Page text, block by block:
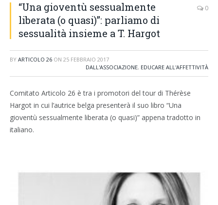
“Una gioventù sessualmente
liberata (o quasi)”: parliamo di
sessualità insieme a T. Hargot
0
BY ARTICOLO 26 ON 25 FEBBRAIO 2017
DALL'ASSOCIAZIONE, EDUCARE ALL'AFFETTIVITÀ
Comitato Articolo 26 è tra i promotori del tour di Thérèse
Hargot in cui l’autrice belga presenterà il suo libro “Una
gioventù sessualmente liberata (o quasi)” appena tradotto in
italiano.